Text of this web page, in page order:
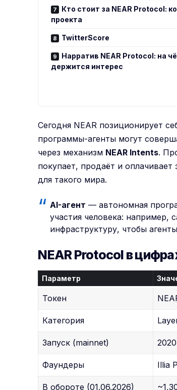
Кто стоит за NEAR Protocol:
проекта
TwitterScore
Нарратив NEAR Protocol: на
держится интерес
Сегодня NEAR позиционирует
программы-агенты могут
через механизм NEAR Intents.
покупает, продаёт и
для такого мира.
AI-агент — автономная
участия человека: например,
инфраструктуру, чтобы
NEAR Protocol в
Параметр
Токен
Категория
Запуск (mainnet) 2020
Фаундеры Illia
В обороте (01.06.2026)